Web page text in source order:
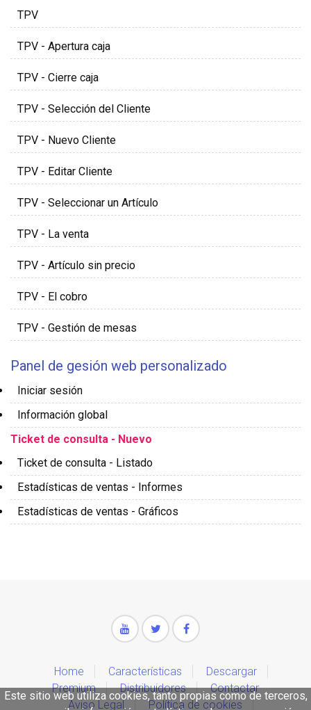
TPV
TPV - Apertura caja
TPV - Cierre caja
TPV - Selección del Cliente
TPV - Nuevo Cliente
TPV - Editar Cliente
TPV - Seleccionar un Artículo
TPV - La venta
TPV - Artículo sin precio
TPV - El cobro
TPV - Gestión de mesas
Panel de gesión web personalizado
Iniciar sesión
Información global
Ticket de consulta - Nuevo
Ticket de consulta - Listado
Estadísticas de ventas - Informes
Estadísticas de ventas - Gráficos
Home Características
Descargar
Premium
Distribuidores
Contactar
Aviso Legal
Política de cookies
Este sitio web utiliza cookies, tanto propias como de terceros,